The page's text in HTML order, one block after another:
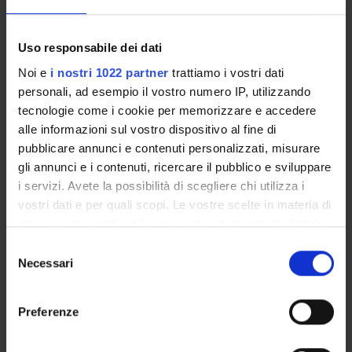
Uso responsabile dei dati
Noi e i nostri 1022 partner trattiamo i vostri dati
personali, ad esempio il vostro numero IP, utilizzando
tecnologie come i cookie per memorizzare e accedere
alle informazioni sul vostro dispositivo al fine di
pubblicare annunci e contenuti personalizzati, misurare
gli annunci e i contenuti, ricercare il pubblico e sviluppare
i servizi. Avete la possibilità di scegliere chi utilizza i
vostri dati e per quali scopi. Le vostre scelte in materia di
privacy sono applicabili solo su questa proprietà digitale
modificare o revocare il proprio consenso in qualsiasi
momento dalla Dichiarazione sui cookie o facendo clic
Necessari
Preferenze
DIRITTO AMMINISTRATIVO DELLA
PROTEZIONE CIVILE
Credits
3
Period
1° periodo lezioni (1A) - GEM, Periodo riservato a
eventuali recuperi di lezioni (1A)- GEM
Giovanna Ligugnana